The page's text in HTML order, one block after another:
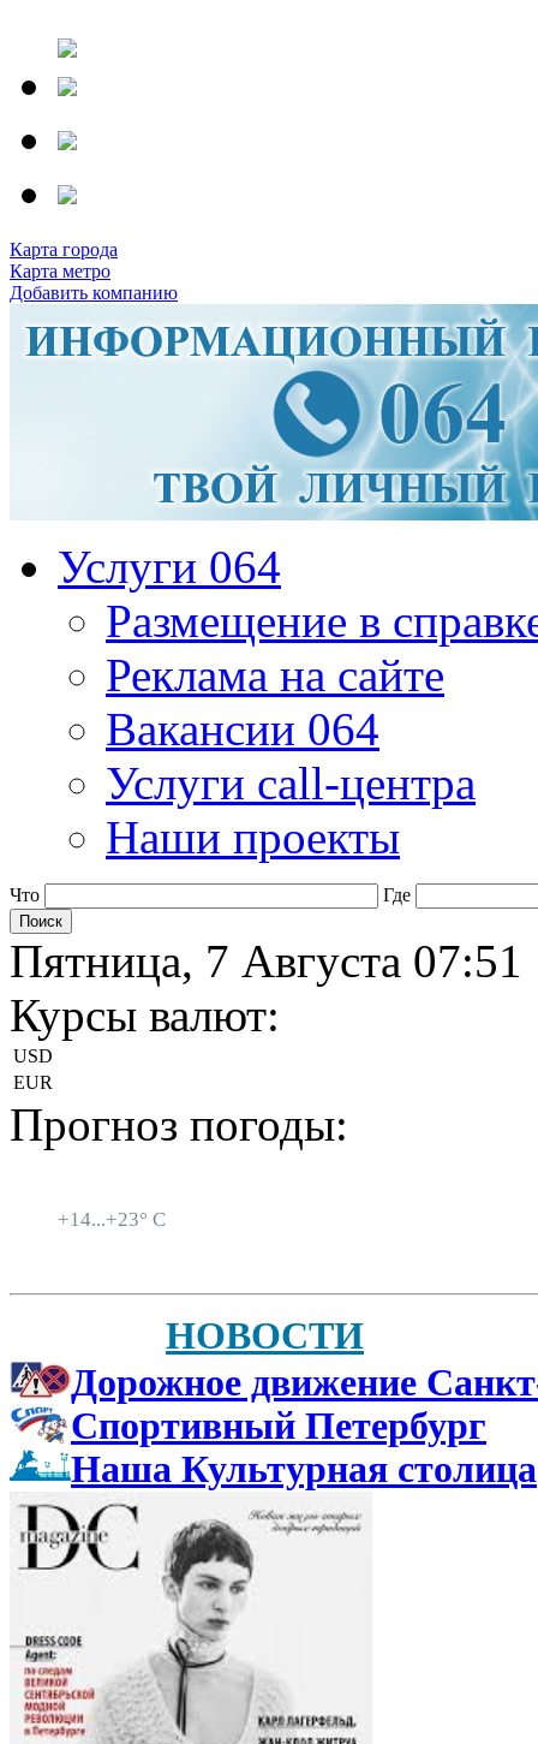
Карта города
Карта метро
Добавить компанию
Услуги 064
Размещение в
Реклама на сайте
Вакансии 064
Услуги call-центра
Наши проекты
Что Где
Пятница, 7 Августа 07:51
Курсы валют:
USD
EUR
Прогноз погоды:
+14...+23° C
НОВОСТИ
Дорожное движение
Спортивный Петербург
Наша Культурная столица